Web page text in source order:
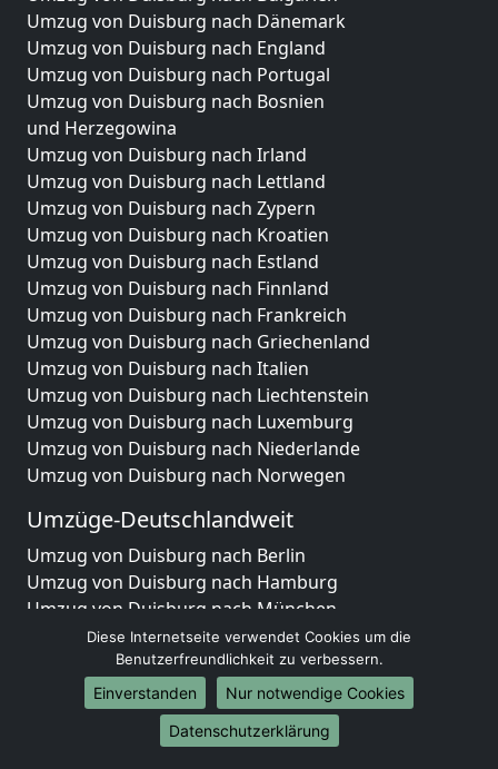
Umzug von Duisburg nach Dänemark
Umzug von Duisburg nach England
Umzug von Duisburg nach Portugal
Umzug von Duisburg nach Bosnien
und Herzegowina
Umzug von Duisburg nach Irland
Umzug von Duisburg nach Lettland
Umzug von Duisburg nach Zypern
Umzug von Duisburg nach Kroatien
Umzug von Duisburg nach Estland
Umzug von Duisburg nach Finnland
Umzug von Duisburg nach Frankreich
Umzug von Duisburg nach Griechenland
Umzug von Duisburg nach Italien
Umzug von Duisburg nach Liechtenstein
Umzug von Duisburg nach Luxemburg
Umzug von Duisburg nach Niederlande
Umzug von Duisburg nach Norwegen
Umzüge-Deutschlandweit
Umzug von Duisburg nach Berlin
Umzug von Duisburg nach Hamburg
Umzug von Duisburg nach München
Umzug von Duisburg nach Köln
Umzug von Duisburg nach Frankfurt am Main
Umzug von Duisburg nach Stuttgart
Umzug von Duisburg nach Düsseldorf
Umzug von Duisburg nach Leipzig
Diese Internetseite verwendet Cookies um die
Benutzerfreundlichkeit zu verbessern.
Einverstanden
Nur notwendige Cookies
Datenschutzerklärung